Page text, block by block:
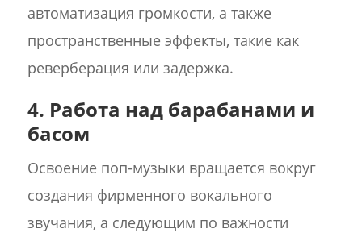
автоматизация громкости, а также
пространственные эффекты, такие как
реверберация или задержка.
4. Работа над барабанами и
басом
Освоение поп-музыки вращается вокруг
создания фирменного вокального
звучания, а следующим по важности